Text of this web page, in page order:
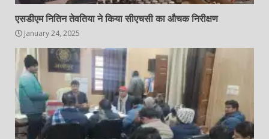
एसडीएम नितिन तेवतिया ने किया सीएचसी का औचक निरीक्षण
January 24, 2025